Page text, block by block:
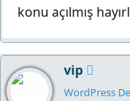
konu açılmış
vip
WordPress